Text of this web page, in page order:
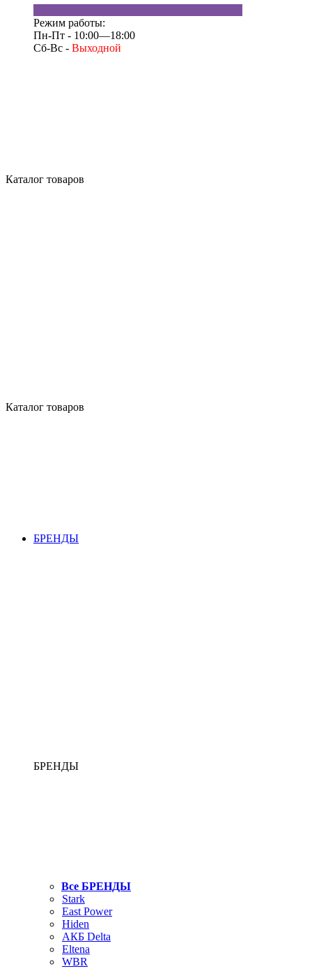
Режим работы:
Пн-Пт - 10:00—18:00
Сб-Вс - Выходной
Каталог товаров
Каталог товаров
БРЕНДЫ
БРЕНДЫ
Все БРЕНДЫ
Stark
East Power
Hiden
АКБ Delta
Eltena
WBR